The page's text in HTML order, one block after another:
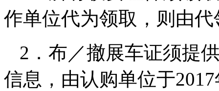
作单位代为领取，则由
2．布／撤展车证须提
信息，由认购单位于